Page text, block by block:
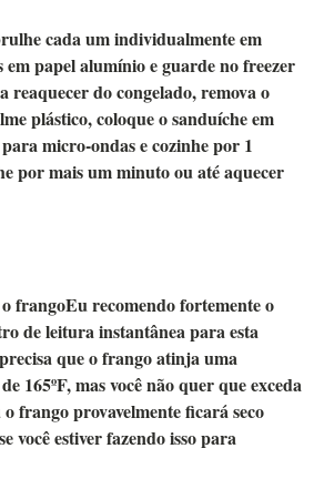
cada um individualmente em
em papel alumínio e guarde no freezer
reaquecer do congelado, remova o
plástico, coloque o sanduíche em
micro-ondas e cozinhe por 1
por mais um minuto ou até aquecer
frangoEu recomendo fortemente o
de leitura instantânea para esta
que o frango atinja uma
165ºF, mas você não quer que exceda
frango provavelmente ficará seco
você estiver fazendo isso para